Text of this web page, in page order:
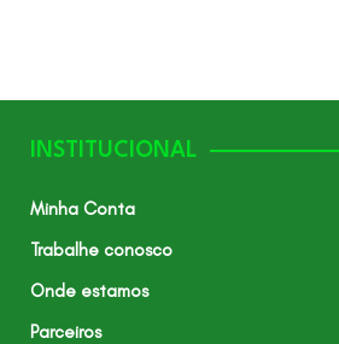
INSTITUCIONAL
Minha Conta
Trabalhe conosco
Onde estamos
Parceiros